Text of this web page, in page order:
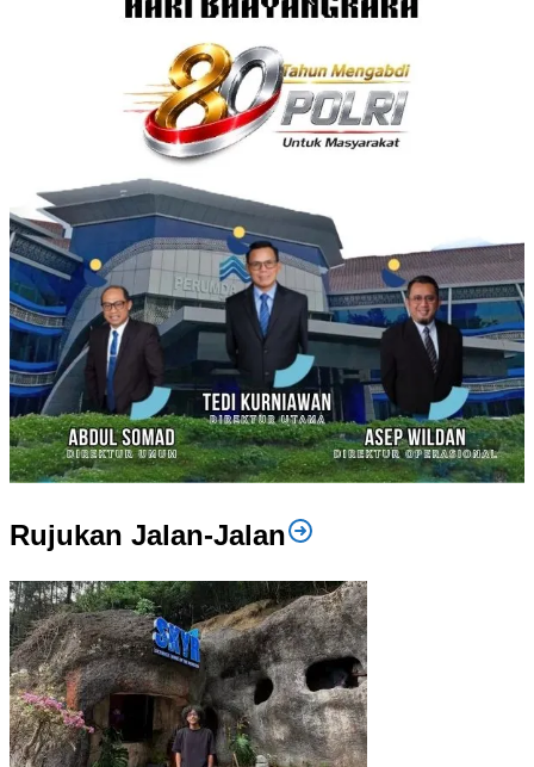
Rujukan Jalan-Jalan